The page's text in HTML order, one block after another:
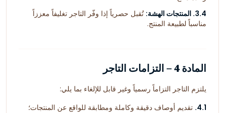
3.4. المنتجات الهشة:
تُقبل حصرياً إذا وفّر التاجر تغليفاً معززاً
مناسباً لطبيعة المنتج.
المادة 4 – التزامات التاجر
يلتزم التاجر التزاماً رسمياً وغير قابل للإلغاء بما يلي:
4.1. تقديم أوصاف دقيقة وكاملة ومطابقة للواقع عن المنتجات؛